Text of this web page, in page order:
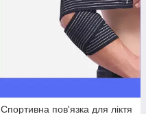
Спортивна пов'язка для ліктя